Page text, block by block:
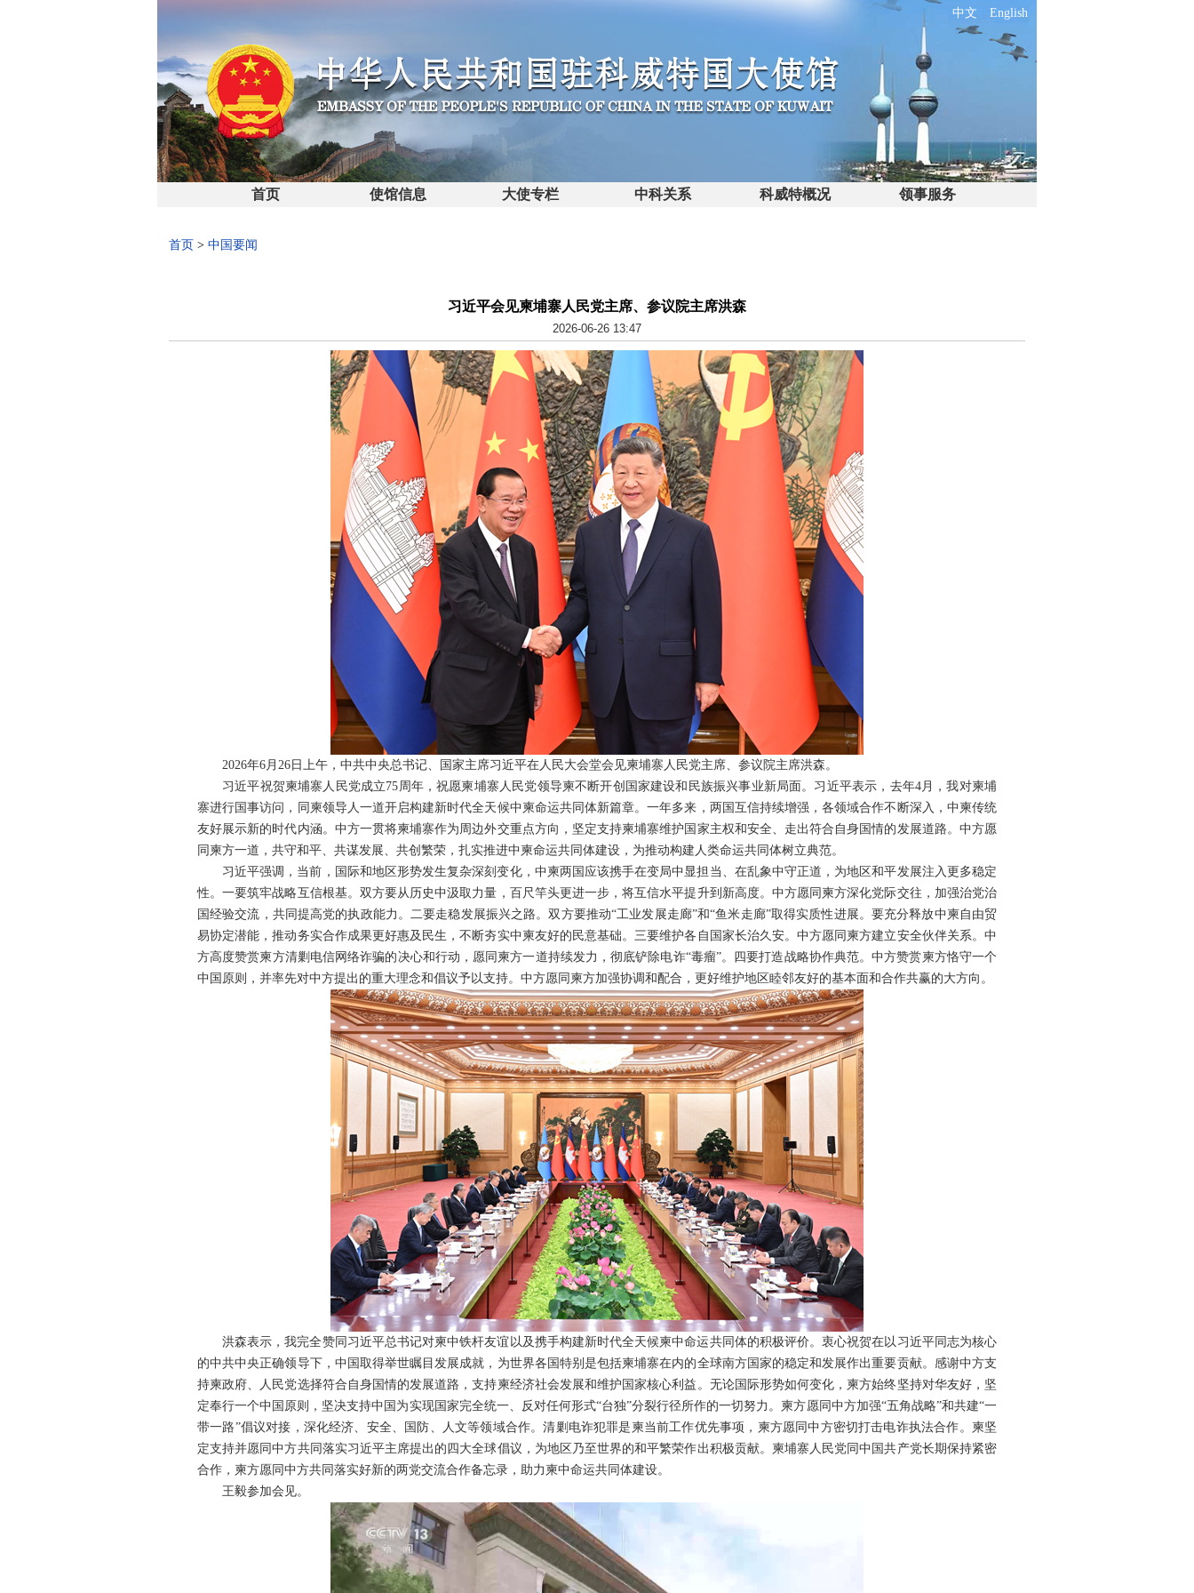
中文 English
首页 使馆信息 大使专栏 中科关系 科威特概况 领事服务
首页 > 中国要闻
习近平会见柬埔寨人民党主席、参议院主席洪森
2026-06-26 13:47
2026年6月26日上午，中共中央总书记、国家主席习近平在人民大会堂会见柬埔寨人民党主席、参议院主席洪森。
习近平祝贺柬埔寨人民党成立75周年，祝愿柬埔寨人民党领导柬不断开创国家建设和民族振兴事业新局面。习近平表示，去年4月，我对柬埔
寨进行国事访问，同柬领导人一道开启构建新时代全天候中柬命运共同体新篇章。一年多来，两国互信持续增强，各领域合作不断深入，中柬传统
友好展示新的时代内涵。中方一贯将柬埔寨作为周边外交重点方向，坚定支持柬埔寨维护国家主权和安全、走出符合自身国情的发展道路。中方愿
同柬方一道，共守和平、共谋发展、共创繁荣，扎实推进中柬命运共同体建设，为推动构建人类命运共同体树立典范。
习近平强调，当前，国际和地区形势发生复杂深刻变化，中柬两国应该携手在变局中显担当、在乱象中守正道，为地区和平发展注入更多稳定
性。一要筑牢战略互信根基。双方要从历史中汲取力量，百尺竿头更进一步，将互信水平提升到新高度。中方愿同柬方深化党际交往，加强治党治
国经验交流，共同提高党的执政能力。二要走稳发展振兴之路。双方要推动“工业发展走廊”和“鱼米走廊”取得实质性进展。要充分释放中柬自由贸
易协定潜能，推动务实合作成果更好惠及民生，不断夯实中柬友好的民意基础。三要维护各自国家长治久安。中方愿同柬方建立安全伙伴关系。中
方高度赞赏柬方清剿电信网络诈骗的决心和行动，愿同柬方一道持续发力，彻底铲除电诈“毒瘤”。四要打造战略协作典范。中方赞赏柬方恪守一个
中国原则，并率先对中方提出的重大理念和倡议予以支持。中方愿同柬方加强协调和配合，更好维护地区睦邻友好的基本面和合作共赢的大方向。
洪森表示，我完全赞同习近平总书记对柬中铁杆友谊以及携手构建新时代全天候柬中命运共同体的积极评价。衷心祝贺在以习近平同志为核心
的中共中央正确领导下，中国取得举世瞩目发展成就，为世界各国特别是包括柬埔寨在内的全球南方国家的稳定和发展作出重要贡献。感谢中方支
持柬政府、人民党选择符合自身国情的发展道路，支持柬经济社会发展和维护国家核心利益。无论国际形势如何变化，柬方始终坚持对华友好，坚
定奉行一个中国原则，坚决支持中国为实现国家完全统一、反对任何形式“台独”分裂行径所作的一切努力。柬方愿同中方加强“五角战略”和共建“一
带一路”倡议对接，深化经济、安全、国防、人文等领域合作。清剿电诈犯罪是柬当前工作优先事项，柬方愿同中方密切打击电诈执法合作。柬坚
定支持并愿同中方共同落实习近平主席提出的四大全球倡议，为地区乃至世界的和平繁荣作出积极贡献。柬埔寨人民党同中国共产党长期保持紧密
合作，柬方愿同中方共同落实好新的两党交流合作备忘录，助力柬中命运共同体建设。
王毅参加会见。